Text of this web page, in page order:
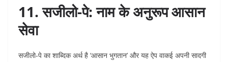
11. सजीलो-पे: नाम के अनुरूप आसान
सेवा
सजीलो-पे का शाब्दिक अर्थ है ‘आसान भुगतान’ और यह ऐप वाकई अपनी सादगी